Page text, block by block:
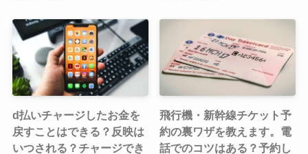
d払いチャージしたお金を
戻すことはできる？反映は
いつされる？チャージでき
飛行機・新幹線チケット予
約の裏ワザを教えます。電
話でのコツはある？予約し